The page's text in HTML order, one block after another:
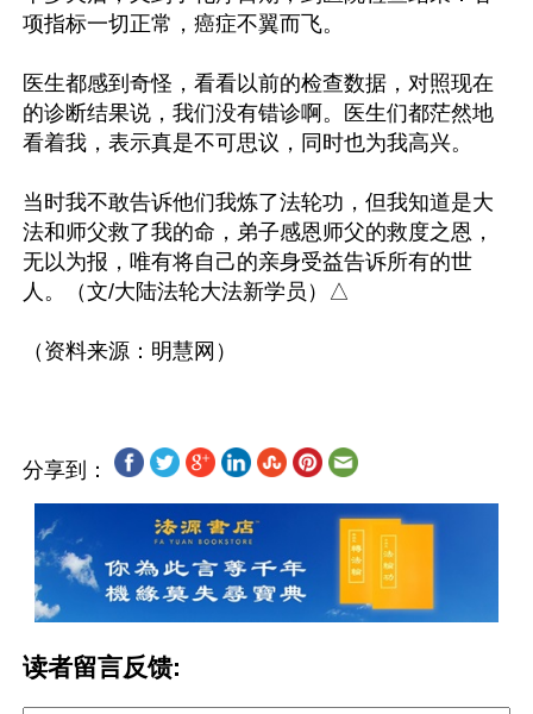
项指标一切正常，癌症不翼而飞。
医生都感到奇怪，看看以前的检查数据，对照现在
的诊断结果说，我们没有错诊啊。医生们都茫然地
看着我，表示真是不可思议，同时也为我高兴。
当时我不敢告诉他们我炼了法轮功，但我知道是大
法和师父救了我的命，弟子感恩师父的救度之恩，
无以为报，唯有将自己的亲身受益告诉所有的世
人。（文/大陆法轮大法新学员）△
分享到：
读者留言反馈: